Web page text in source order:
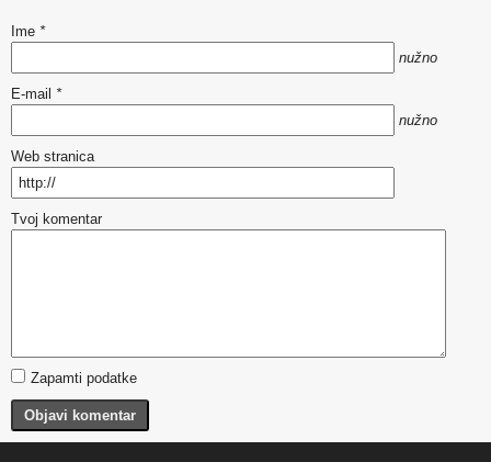
Ime *
nužno
E-mail *
nužno
Web stranica
Tvoj komentar
Zapamti podatke
Objavi komentar